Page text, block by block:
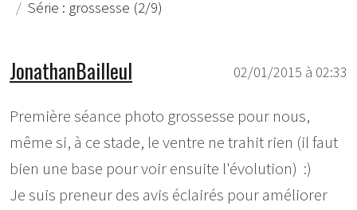
Série : grossesse (2/9)
02/01/2015 à 02:33
JonathanBailleul
Première séance photo grossesse pour nous,
même si, à ce stade, le ventre ne trahit rien (il faut
bien une base pour voir ensuite l'évolution) :)
Je suis preneur des avis éclairés pour améliorer